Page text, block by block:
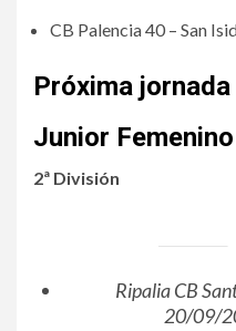
CB Palencia 40 – San
Próxima jornada
Junior Femenino
2ª División
Ripalia CB
20/09/